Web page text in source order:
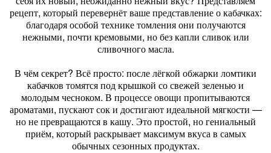
рецепт, который перевернёт ваше представление о кабачках:
благодаря особой технике томления они получаются
нежными, почти кремовыми, но без капли сливок или
сливочного масла.
В чём секрет? Всё просто: после лёгкой обжарки ломтики
кабачков томятся под крышкой со свежей зеленью и
молодым чесноком. В процессе овощи пропитываются
ароматами, пускают сок и достигают идеальной мягкости —
но не превращаются в кашу. Это простой, но гениальный
приём, который раскрывает максимум вкуса в самых
обычных сезонных продуктах.